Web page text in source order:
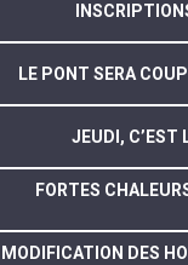
LE PONT SERA
JEUDI, C’EST
FORTES
MODIFICATION DES